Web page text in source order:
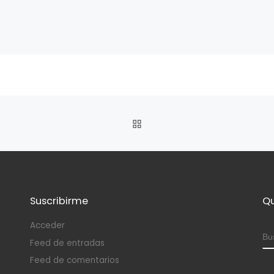
Suscribirme
Acceder
Feed de entradas
Feed de comentarios